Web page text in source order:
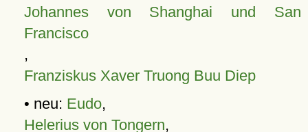
Johannes von Shanghai und San
Francisco
,
Franziskus Xaver Truong Buu Diep
• neu: Eudo,
Helerius von Tongern,